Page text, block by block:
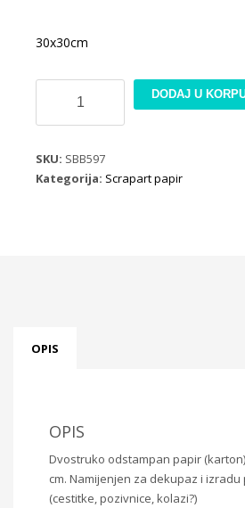
30x30cm
SBB597
DODAJ U
SKU: SBB597
Kategorija: Scrapart papir
OPIS
OPIS
Dvostruko odstampan papir
cm. Namijenjen za dekupaz i
(cestitke, pozivnice, kolazi?)